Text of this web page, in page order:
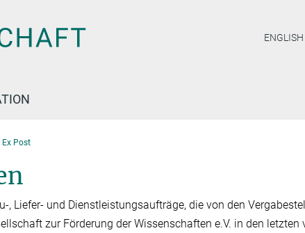
ENGLISH
Ex Post
, Liefer- und Dienstleistungsaufträge, die von den
zur Förderung der Wissenschaften e.V. in den letzten